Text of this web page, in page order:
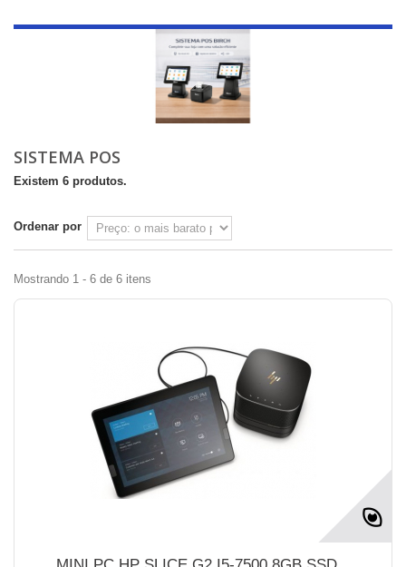
SISTEMA POS
Existem 6 produtos.
Ordenar por
Mostrando 1 - 6 de 6 itens